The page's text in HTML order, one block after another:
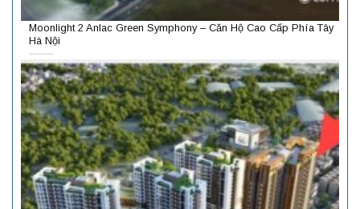
Moonlight 2 Anlac Green Symphony – Căn Hộ Cao Cấp Phía Tây
Hà Nội